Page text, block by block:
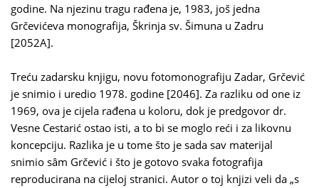
godine. Na njezinu tragu rađena je, 1983, još jedna
Grčevićeva monografija, Škrinja sv. Šimuna u Zadru
[2052A].
Treću zadarsku knjigu, novu fotomonografiju Zadar, Grčević
je snimio i uredio 1978. godine [2046]. Za razliku od one iz
1969, ova je cijela rađena u koloru, dok je predgovor dr.
Vesne Cestarić ostao isti, a to bi se moglo reći i za likovnu
koncepciju. Razlika je u tome što je sada sav materijal
snimio sâm Grčević i što je gotovo svaka fotografija
reproducirana na cijeloj stranici. Autor o toj knjizi veli da „s